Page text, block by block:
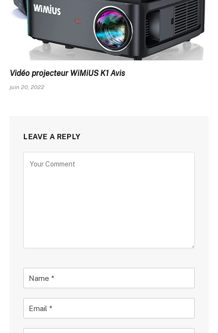
Vidéo projecteur WiMiUS K1 Avis
juin 20, 2022
LEAVE A REPLY